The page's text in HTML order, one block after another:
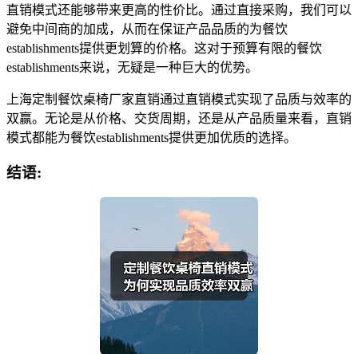
直销模式还能够带来更高的性价比。通过直接采购，我们可以
避免中间商的加成，从而在保证产品品质的为餐饮
establishments提供更划算的价格。这对于预算有限的餐饮
establishments来说，无疑是一种巨大的优势。
上海定制餐饮桌椅厂家直销通过直销模式实现了品质与效率的
双赢。无论是从价格、交货周期，还是从产品质量来看，直销
模式都能为餐饮establishments提供更加优质的选择。
结语: